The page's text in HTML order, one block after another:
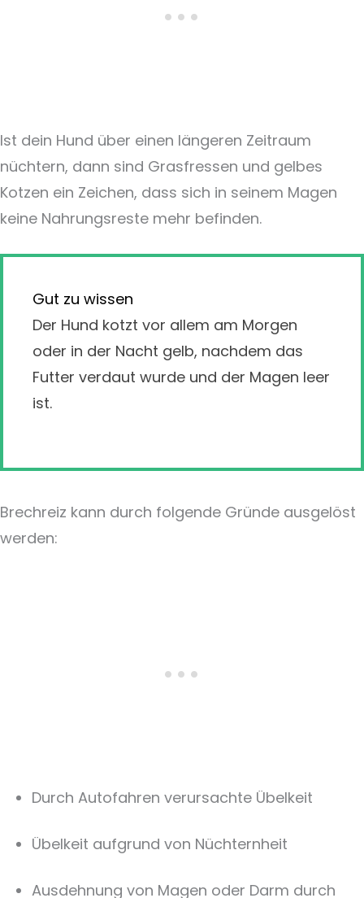
Ist dein Hund über einen längeren Zeitraum
nüchtern, dann sind Grasfressen und gelbes
Kotzen ein Zeichen, dass sich in seinem Magen
keine Nahrungsreste mehr befinden.
Gut zu wissen
Der Hund kotzt vor allem am Morgen
oder in der Nacht gelb, nachdem das
Futter verdaut wurde und der Magen leer
ist.
Brechreiz kann durch folgende Gründe ausgelöst
werden:
Durch Autofahren verursachte Übelkeit
Übelkeit aufgrund von Nüchternheit
Ausdehnung von Magen oder Darm durch